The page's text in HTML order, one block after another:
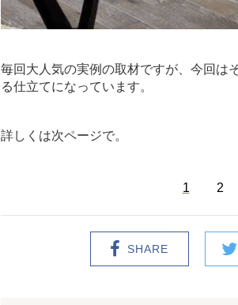
毎回大人気の実例の取材ですが、今回は
る仕立てになっています。
詳しくは次ページで。
1 2
SHARE